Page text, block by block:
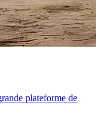
plateforme de